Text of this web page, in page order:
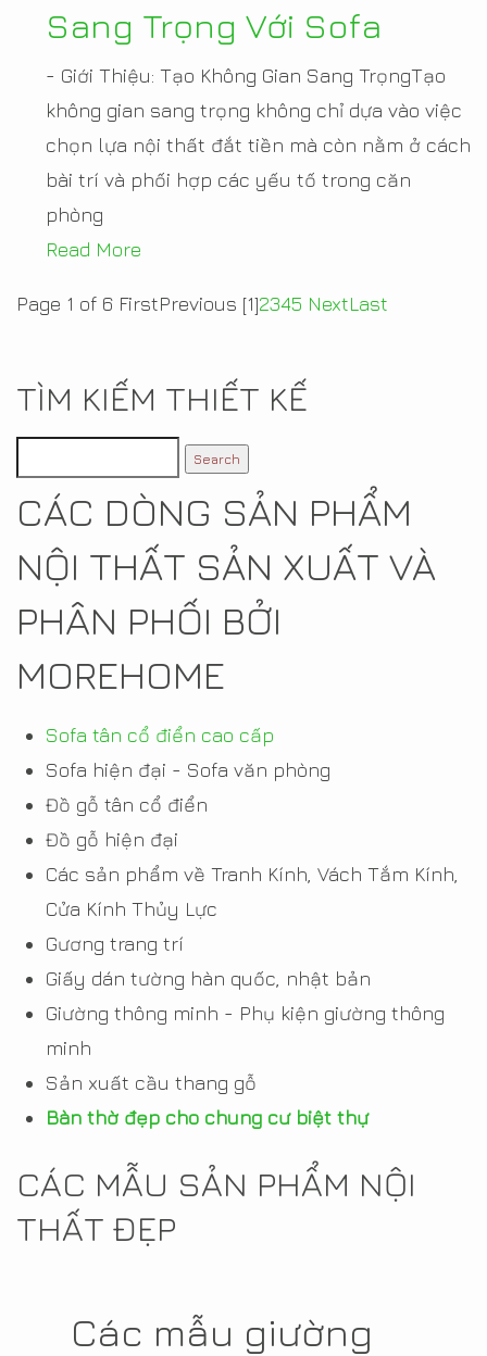
Sang Trọng Với Sofa
- Giới Thiệu: Tạo Không Gian Sang TrọngTạo
không gian sang trọng không chỉ dựa vào việc
chọn lựa nội thất đắt tiền mà còn nằm ở cách
bài trí và phối hợp các yếu tố trong căn
phòng
Read More
Page 1 of 6 FirstPrevious [1]2345 NextLast
TÌM KIẾM THIẾT KẾ
CÁC DÒNG SẢN PHẨM
NỘI THẤT SẢN XUẤT VÀ
PHÂN PHỐI BỞI
MOREHOME
Sofa tân cổ điển cao cấp
Sofa hiện đại - Sofa văn phòng
Đồ gỗ tân cổ điển
Đồ gỗ hiện đại
Các sản phẩm về Tranh Kính, Vách Tắm Kính,
Cửa Kính Thủy Lực
Gương trang trí
Giấy dán tường hàn quốc, nhật bản
Giường thông minh - Phụ kiện giường thông
minh
Sản xuất cầu thang gỗ
Bàn thờ đẹp cho chung cư biệt thự
CÁC MẪU SẢN PHẨM NỘI
THẤT ĐẸP
Các mẫu giường